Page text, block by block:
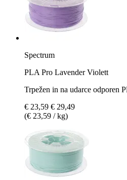
Spectrum
PLA Pro Lavender Violett
Trpežen in na udarce odporen
€ 23,59 € 29,49
(€ 23,59 / kg)